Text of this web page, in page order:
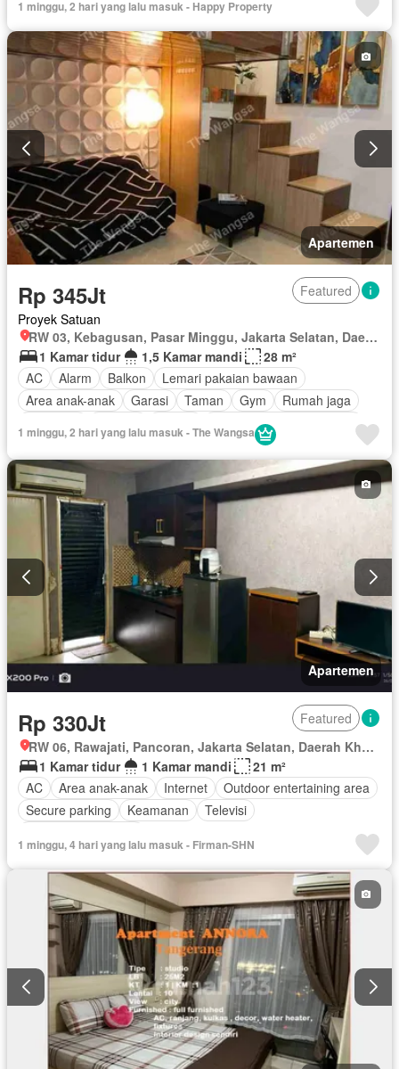
1 minggu, 2 hari yang lalu masuk - Happy Property
Apartemen
Rp 345Jt
Featured
Proyek Satuan
RW 03, Kebagusan, Pasar Minggu, Jakarta Selatan, Daerah Khusus Ibukota Jakarta
1 Kamar tidur
1,5 Kamar mandi
28 m²
AC
Alarm Balkon
Lemari pakaian bawaan
Area anak-anak
Garasi Taman Gym
Rumah jaga
Pemandangan panorama
Wifi
Keamanan 24 jam
Ruang layanan
Keamanan Berperabot lengkap
1 minggu, 2 hari yang lalu masuk - The Wangsa
Apartemen
Rp 330Jt
Featured
RW 06, Rawajati, Pancoran, Jakarta Selatan, Daerah Khusus Ibukota Jakarta
1 Kamar tidur
1 Kamar mandi
21 m²
AC
Area anak-anak Internet
Outdoor entertaining area
Secure parking
Keamanan
Televisi
1 minggu, 4 hari yang lalu masuk - Firman-SHN